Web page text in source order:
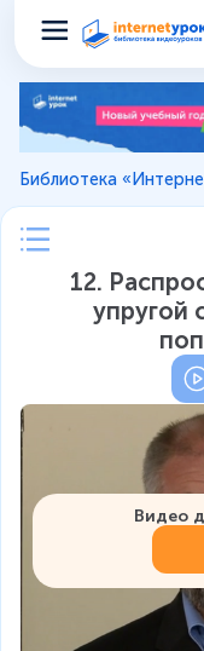
Библиотека
12.
упругой
Видео